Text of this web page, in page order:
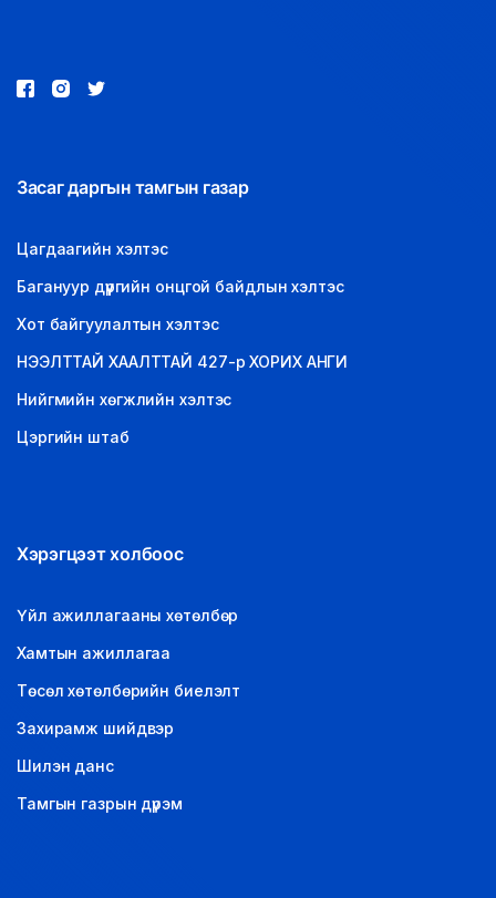
Засаг даргын тамгын газар
Цагдаагийн хэлтэс
Багануур дүүргийн онцгой байдлын хэлтэс
Хот байгуулалтын хэлтэс
НЭЭЛТТАЙ ХААЛТТАЙ 427-р ХОРИХ АНГИ
Нийгмийн хөгжлийн хэлтэс
Цэргийн штаб
Хэрэгцээт холбоос
Үйл ажиллагааны хөтөлбөр
Хамтын ажиллагаа
Төсөл хөтөлбөрийн биелэлт
Захирамж шийдвэр
Шилэн данс
Тамгын газрын дүрэм